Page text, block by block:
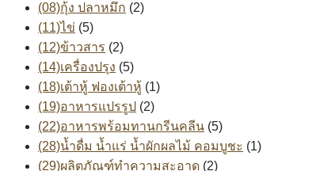
(08)กุ้ง ปลาหมึก (2)
(11)ไข่ (5)
(12)ข้าวสาร (2)
(14)เครื่องปรุง (5)
(18)เต้าหู้ ฟองเต้าหู้ (1)
(19)อาหารแปรรูป (2)
(22)อาหารพร้อมทานกรีนคลีน (5)
(28)น้ำดื่ม น้ำแร่ น้ำผักผลไม้ คอมบูชะ (1)
(29)ผลิตภัณฑ์ทำความสะอาด (2)